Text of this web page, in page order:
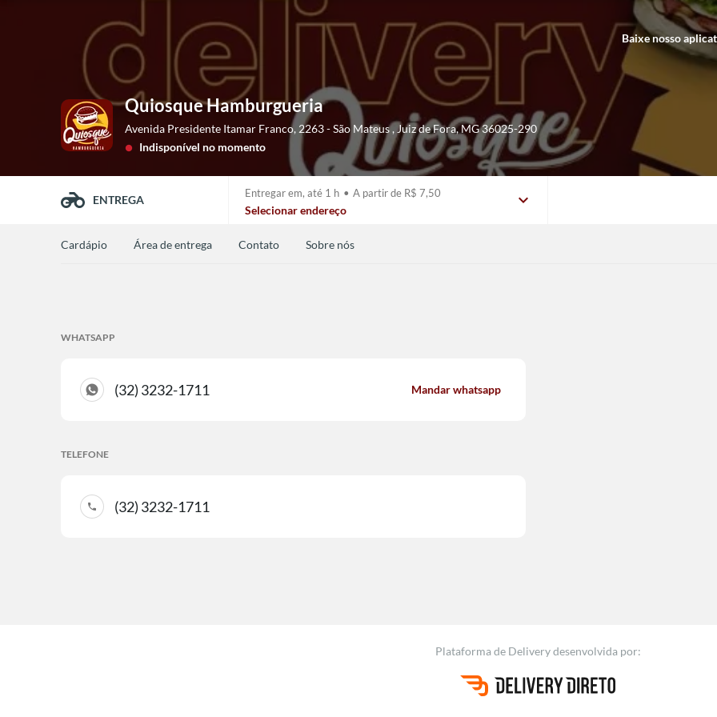
Baixe nosso
Quiosque Hamburgueria
Avenida Presidente Itamar Franco, 2263 - São Mateus, Juiz de Fora,MG36025-290
lens Indisponível no momento
ENTREGA
Entregar em, até 1 h • A partir de R$ 7,50
Selecionar endereço
expand_more
Cardápio Área de entrega Contato Sobre nós
WHATSAPP
(32) 3232-1711 Mandar whatsapp
TELEFONE
(32) 3232-1711
Plataforma de Deliverydesenvolvida por: